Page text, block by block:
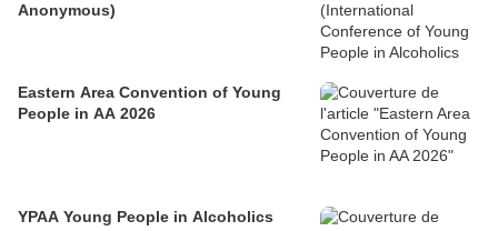
Anonymous)
Eastern Area Convention of Young
People in AA 2026
YPAA Young People in Alcoholics